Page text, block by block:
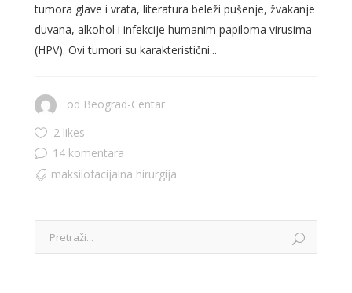
tumora glave i vrata, literatura beleži pušenje, žvakanje
duvana, alkohol i infekcije humanim papiloma virusima
(HPV). Ovi tumori su karakteristični...
od Beograd-Centar
2 likes
14 komentara
maksilofacijalna hirurgija